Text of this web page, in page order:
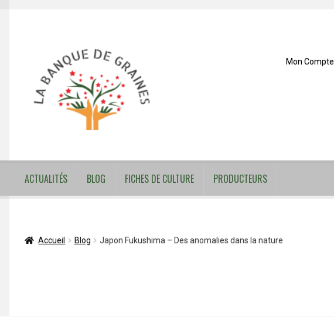
navigation
contenu
Mon Compte
ACTUALITÉS BLOG FICHES DE CULTURE PRODUCTEURS
Accueil Blog Japon Fukushima – Des anomalies dans la nature